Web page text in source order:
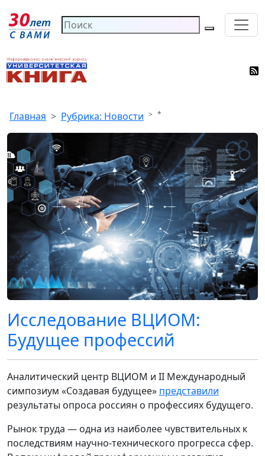
Главная Рубрика: Новости *
Исследование ВЦИОМ:
Будущее профессий
Аналитический центр ВЦИОМ и II Международный
симпозиум «Создавая будущее» представили
результаты опроса россиян о профессиях будущего.
Рынок труда — одна из наиболее чувствительных к
последствиям научно-технического прогресса сфер.